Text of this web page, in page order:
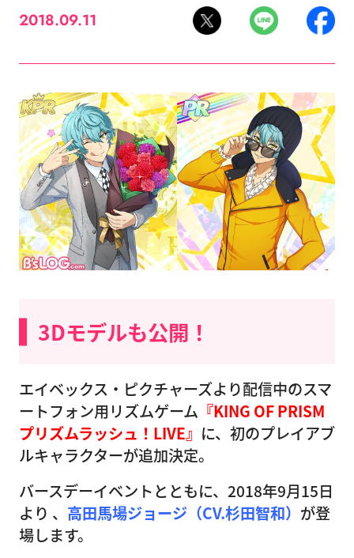
2018.09.11
3Dモデルも公開！
エイベックス・ピクチャーズより配信中のスマ
ートフォン用リズムゲーム 『KING OF PRISM
プリズムラッシュ！LIVE』 に、初のプレイアブ
ルキャラクターが追加決定。
バースデーイベントとともに、2018年9月15日
より 、 高田馬場ジョージ（CV.杉田智和） が登
場します。